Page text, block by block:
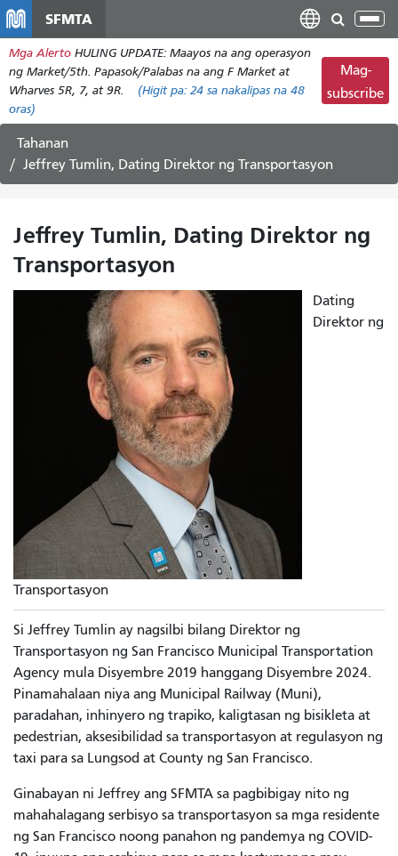
pangunahing
nilalaman
SFMTA
I-
ang
Mga Alerto HULING UPDATE: Maayos na ang operasyon
ng Market/5th. Papasok/Palabas na ang F Market at
Wharves 5R, 7, at 9R.
(Higit pa: 24 sa nakalipas na 48
oras)
Mag-
subscribe
Tahanan
Jeffrey Tumlin, Dating Direktor ng Transportasyon
Jeffrey Tumlin, Dating Direktor ng
Transportasyon
Dating
Direktor ng
Transportasyon
Si Jeffrey Tumlin ay nagsilbi bilang Direktor ng
Transportasyon ng San Francisco Municipal Transportation
Agency mula Disyembre 2019 hanggang Disyembre 2024.
Pinamahalaan niya ang Municipal Railway (Muni),
paradahan, inhinyero ng trapiko, kaligtasan ng bisikleta at
pedestrian, aksesibilidad sa transportasyon at regulasyon ng
taxi para sa Lungsod at County ng San Francisco.
Ginabayan ni Jeffrey ang SFMTA sa pagbibigay nito ng
mahahalagang serbisyo sa transportasyon sa mga residente
ng San Francisco noong panahon ng pandemya ng COVID-